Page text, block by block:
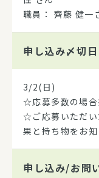
職員： 齊藤 健一
申し込み〆切日
3/2(日)
☆応募多数の場合
☆ご応募いただ
果と持ち物をお
申し込み/お問